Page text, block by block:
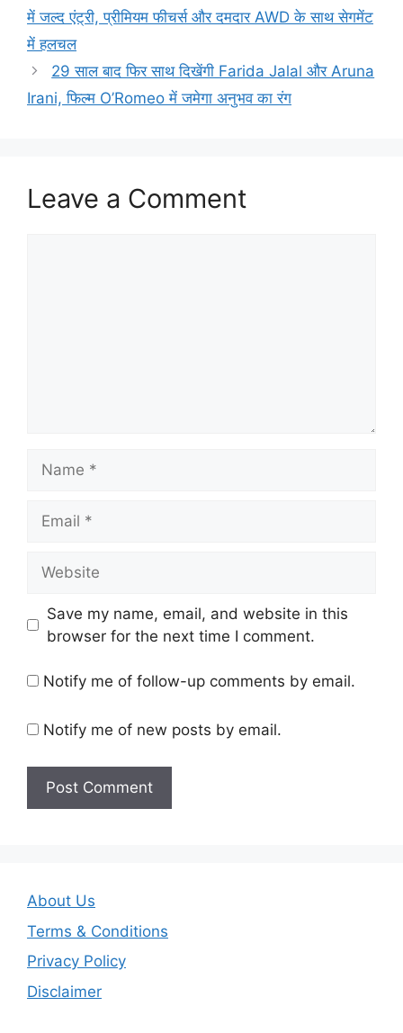
में जल्द एंट्री, प्रीमियम फीचर्स और दमदार AWD के साथ सेगमेंट
में हलचल
29 साल बाद फिर साथ दिखेंगी Farida Jalal और Aruna
Irani, फिल्म O’Romeo में जमेगा अनुभव का रंग
Leave a Comment
Save my name, email, and website in this
browser for the next time I comment.
Notify me of follow-up comments by email.
Notify me of new posts by email.
About Us
Terms & Conditions
Privacy Policy
Disclaimer